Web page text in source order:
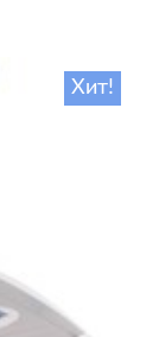
Хит!